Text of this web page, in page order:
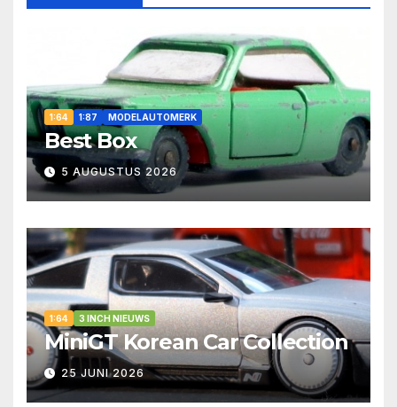
1:64 1:87 MODELAUTOMERK
Best Box
5 AUGUSTUS 2026
1:64 3 INCH NIEUWS
MiniGT Korean Car Collection
25 JUNI 2026